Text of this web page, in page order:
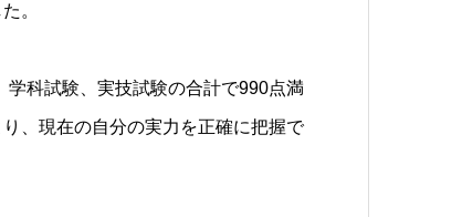
。
科試験、実技試験の合計で990点満
、現在の自分の実力を正確に把握で